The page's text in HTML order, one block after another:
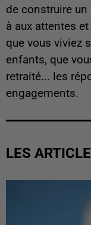
de construire
à aux attentes
que vous viviez
enfants, que
retraité... les
engagements.
LES